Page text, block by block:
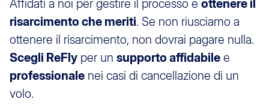
Affidati a noi per gestire il processo e ottenere il
risarcimento che meriti. Se non riusciamo a
ottenere il risarcimento, non dovrai pagare nulla.
Scegli ReFly per un supporto affidabile e
professionale nei casi di cancellazione di un
volo.